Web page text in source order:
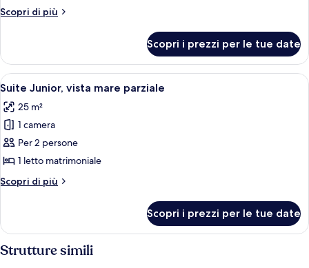
tripla,
vista
parziale
Scopri di più
Altri
tripla,
vista
mare
Scopri i prezzi per le tue date
Apri
tutte
le
foto
per
Suite
Junior,
vista
parziale
Una camera d'albergo con un letto,
5
Suite Junior, vista mare parziale
25 m²
1 camera
Per 2 persone
1 letto matrimoniale
Scopri di più
Altri
Junior,
mare
Scopri i prezzi per le tue date
Strutture simili